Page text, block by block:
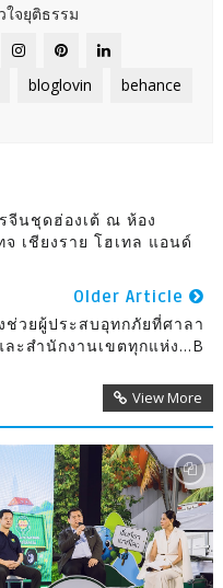
จยุติธรรม
bloglovin behance
จีนชุดฮ่องเต้ ณ ห้อง
จ เชียงราย โฮเทล แอนด์
Older Article
วยผู้ประสบอุทกภัยที่ศาลา
ะสำนักงานเขตทุกแห่ง...B
View More